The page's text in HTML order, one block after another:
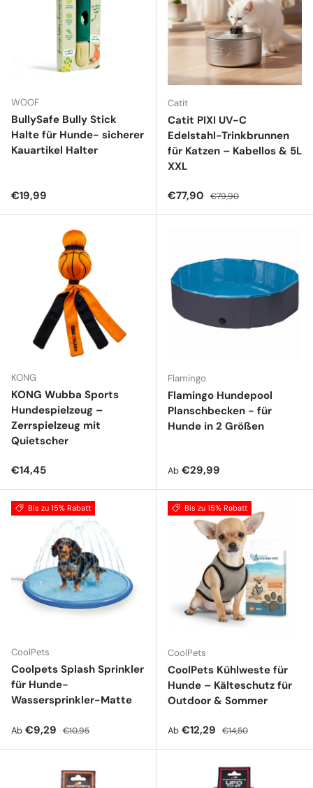
WOOF
BullySafe Bully Stick
Halte für Hunde- sicherer
Kauartikel Halter
Normaler Preis
€19,99
Catit
Catit PIXI UV-C
Edelstahl-Trinkbrunnen
für Katzen – Kabellos & 5L
XXL
Verkaufspreis
€77,90 Normaler Preis
€79,90
KONG
KONG Wubba Sports
Hundespielzeug –
Zerrspielzeug mit
Quietscher
Normaler Preis
€14,45
Flamingo
Flamingo Hundepool
Planschbecken - für
Hunde in 2 Größen
Normaler Preis
Ab €29,99
Bis zu 15% Rabatt
CoolPets
Coolpets Splash Sprinkler
für Hunde-
Wassersprinkler-Matte
Verkaufspreis
Ab €9,29 Normaler Preis
€10,95
Bis zu 15% Rabatt
CoolPets
CoolPets Kühlweste für
Hunde – Kälteschutz für
Outdoor & Sommer
Verkaufspreis
Ab €12,29 Normaler Preis
€14,50